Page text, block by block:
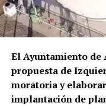
El episodio no es un
Profesionales
alertando de
comportamientos
conflictivas en el
relacionados, según
que llegan bajo los
El Ayuntamiento de
propuesta de
moratoria y
implantación de